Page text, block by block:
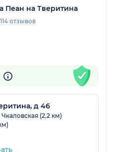
Пеан на Тверитина
114 отзывов
д 46
Чкаловская (2.2 км)